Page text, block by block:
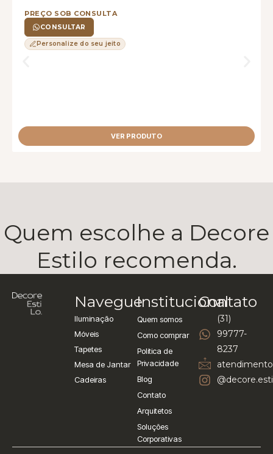
PREÇO SOB CONSULTA
CONSULTAR
Personalize do seu jeito
VER PRODUTO
Quem escolhe a Decore
Estilo recomenda.
Navegue
Iluminação
Móveis
Tapetes
Mesa de Jantar
Cadeiras
Institucional
Quem somos
Como comprar
Politica de
Privacidade
Blog
Contato
Arquitetos
Soluções
Corporativas
Contato
(31)
99777-
8237